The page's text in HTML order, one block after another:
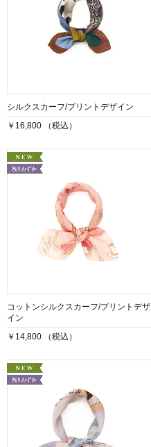
シルクスカーフ/プリントデザイン
￥16,800 （税込）
コットンシルクスカーフ/プリントデザ
イン
￥14,800 （税込）